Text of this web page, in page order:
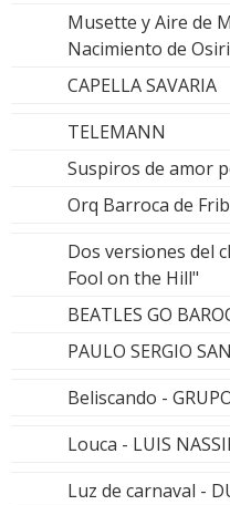
Musette y Aire de
Nacimiento de
CAPELLA SAVARIA
TELEMANN
Suspiros de amor
Orq Barroca de
Dos versiones del
Fool on the Hill"
BEATLES GO
PAULO SERGIO
Beliscando -
Louca - LUIS
Luz de carnaval -